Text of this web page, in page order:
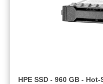
HPE SSD - 960 GB -